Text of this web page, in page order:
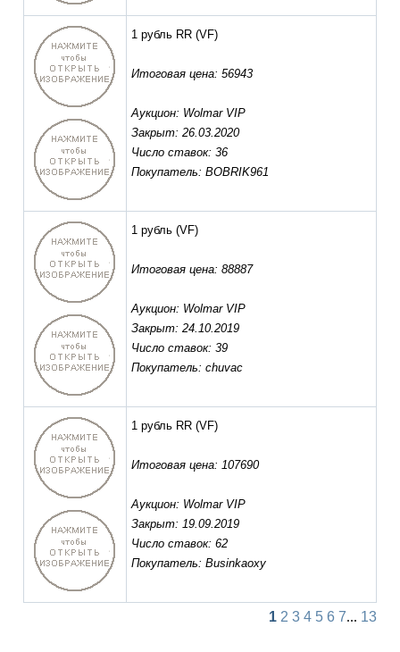
1 рубль RR (VF)
Итоговая цена: 56943
Аукцион: Wolmar VIP
Закрыт: 26.03.2020
Число ставок: 36
Покупатель: BOBRIK961
1 рубль (VF)
Итоговая цена: 88887
Аукцион: Wolmar VIP
Закрыт: 24.10.2019
Число ставок: 39
Покупатель: chuvac
1 рубль RR (VF)
Итоговая цена: 107690
Аукцион: Wolmar VIP
Закрыт: 19.09.2019
Число ставок: 62
Покупатель: Businkaoxy
1 2 3 4 5 6 7... 13